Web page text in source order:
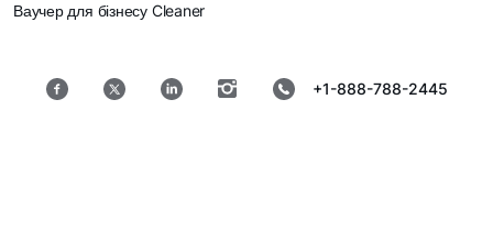
Ваучер для бізнесу Cleaner
+1-888-788-2445